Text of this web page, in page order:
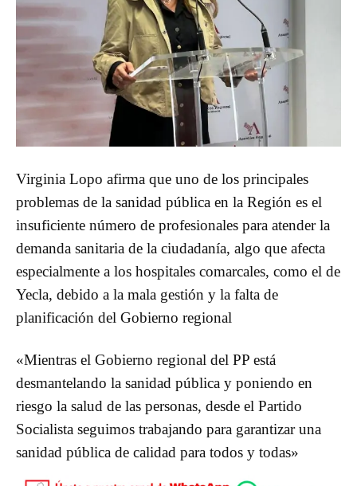
Virginia Lopo afirma que uno de los principales
problemas de la sanidad pública en la Región es el
insuficiente número de profesionales para atender la
demanda sanitaria de la ciudadanía, algo que afecta
especialmente a los hospitales comarcales, como el de
Yecla, debido a la mala gestión y la falta de
planificación del Gobierno regional
«Mientras el Gobierno regional del PP está
desmantelando la sanidad pública y poniendo en
riesgo la salud de las personas, desde el Partido
Socialista seguimos trabajando para garantizar una
sanidad pública de calidad para todos y todas»